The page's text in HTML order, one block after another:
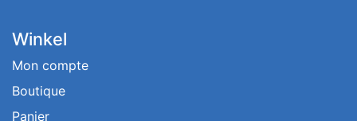
Winkel
Mon compte
Boutique
Panier